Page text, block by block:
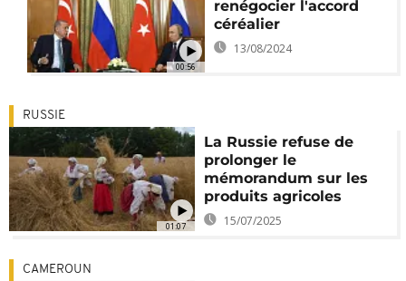
00:56
renégocier l'accord
céréalier
13/08/2024
01:07
RUSSIE
La Russie refuse de
prolonger le
mémorandum sur les
produits agricoles
15/07/2025
CAMEROUN